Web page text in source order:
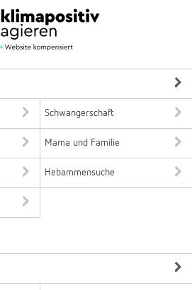
Schwangerschaft
Mama und Familie
Hebammensuche